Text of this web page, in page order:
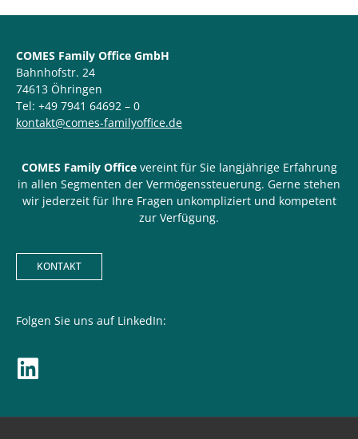
COMES Family Office GmbH
Bahnhofstr. 24
74613 Öhringen
Tel: +49 7941 64692 – 0
kontakt@comes-familyoffice.de
COMES Family Office vereint für Sie langjährige Erfahrung
in allen Segmenten der Vermögenssteuerung. Gerne stehen
wir jederzeit für Ihre Fragen unkompliziert und kompetent
zur Verfügung.
KONTAKT
Folgen Sie uns auf LinkedIn: